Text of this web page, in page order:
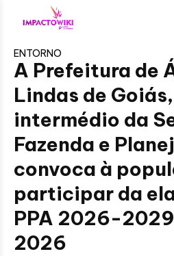
ENTORNO
A Prefeitura de
Lindas de
intermédio da
Fazenda e
convoca à
participar da
PPA 2026-2029
2026